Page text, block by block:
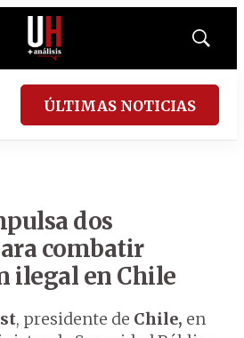
Mostrar
ÚLTIMAS NOTICIAS
dos
combatir
ilegal en Chile
, presidente de Chile, en